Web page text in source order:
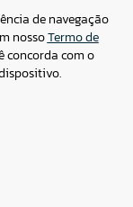
de navegação
nossoTermo de
concorda com o